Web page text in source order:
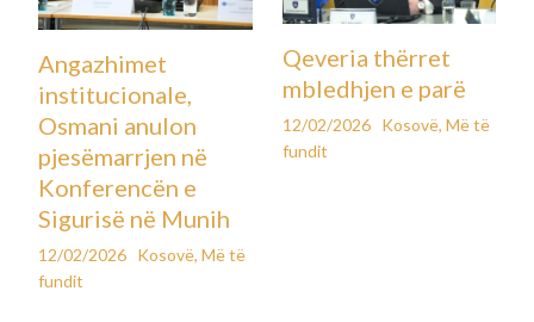
Angazhimet
institucionale,
Osmani anulon
pjesëmarrjen në
Konferencën e
Sigurisë në Munih
12/02/2026 Kosovë,Më të
fundit
Qeveria thërret
mbledhjen e parë
12/02/2026 Kosovë, Më të
fundit